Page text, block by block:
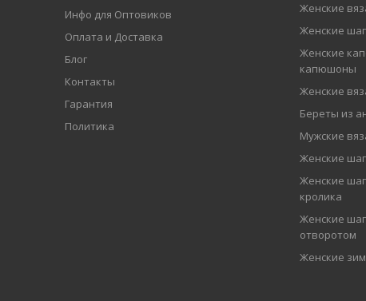
Инфо для Оптовиков
Оплата и Доставка
Блог
Контакты
Гарантия
Политика
Женские
Женские
Женские
капюшоны
Женские
Береты из
Мужские
Женские
Женские
кролика
Женские
отворотом
Женские